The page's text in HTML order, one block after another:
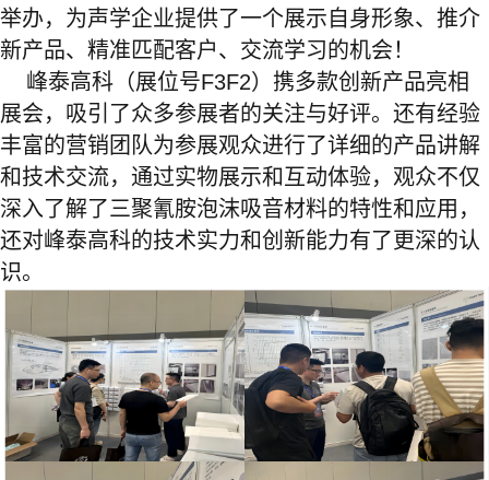
举办，为声学企业提供了一个展示自身形象、推介
新产品、精准匹配客户、交流学习的机会！
峰泰高科（展位号F3F2）携多款创新产品亮相
展会，吸引了众多参展者的关注与好评。还有经验
丰富的营销团队为参展观众进行了详细的产品讲解
和技术交流，通过实物展示和互动体验，观众不仅
深入了解了三聚氰胺泡沫吸音材料的特性和应用，
还对峰泰高科的技术实力和创新能力有了更深的认
识。